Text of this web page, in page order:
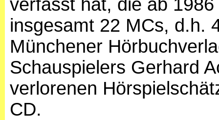
verfasst hat, die ab
insgesamt 22 MCs, d.h.
Münchener
Schauspielers Gerhard
verlorenen
CD.